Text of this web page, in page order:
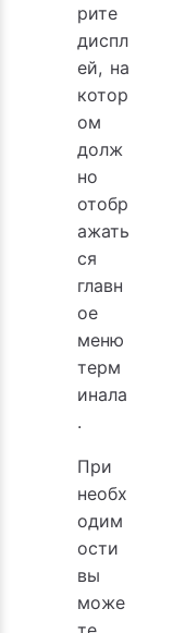
рите
диспл
ей, на
котор
ом
долж
но
отобр
ажать
ся
главн
ое
меню
терм
инала
.
При
необх
одим
ости
вы
може